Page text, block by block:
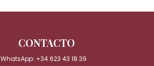
WhatsApp: +34 623 43 18 39
CONTACTO